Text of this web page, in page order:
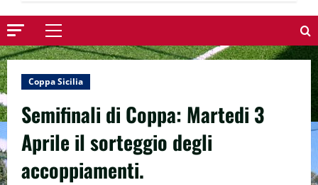
Menu
principale
Coppa Sicilia
Semifinali di Coppa: Martedi 3
Aprile il sorteggio degli
accoppiamenti.